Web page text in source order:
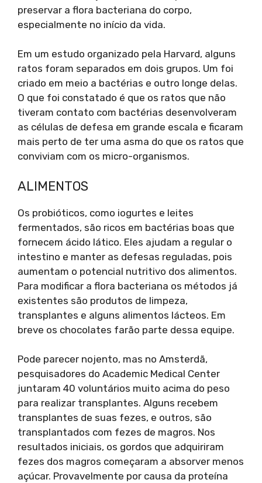
preservar a flora bacteriana do corpo,
especialmente no início da vida.
Em um estudo organizado pela Harvard, alguns
ratos foram separados em dois grupos. Um foi
criado em meio a bactérias e outro longe delas.
O que foi constatado é que os ratos que não
tiveram contato com bactérias desenvolveram
as células de defesa em grande escala e ficaram
mais perto de ter uma asma do que os ratos que
conviviam com os micro-organismos.
ALIMENTOS
Os probióticos, como iogurtes e leites
fermentados, são ricos em bactérias boas que
fornecem ácido lático. Eles ajudam a regular o
intestino e manter as defesas reguladas, pois
aumentam o potencial nutritivo dos alimentos.
Para modificar a flora bacteriana os métodos já
existentes são produtos de limpeza,
transplantes e alguns alimentos lácteos. Em
breve os chocolates farão parte dessa equipe.
Pode parecer nojento, mas no Amsterdã,
pesquisadores do Academic Medical Center
juntaram 40 voluntários muito acima do peso
para realizar transplantes. Alguns recebem
transplantes de suas fezes, e outros, são
transplantados com fezes de magros. Nos
resultados iniciais, os gordos que adquiriram
fezes dos magros começaram a absorver menos
açúcar. Provavelmente por causa da proteína